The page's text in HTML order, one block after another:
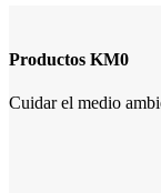
Productos KM0
Cuidar el medio